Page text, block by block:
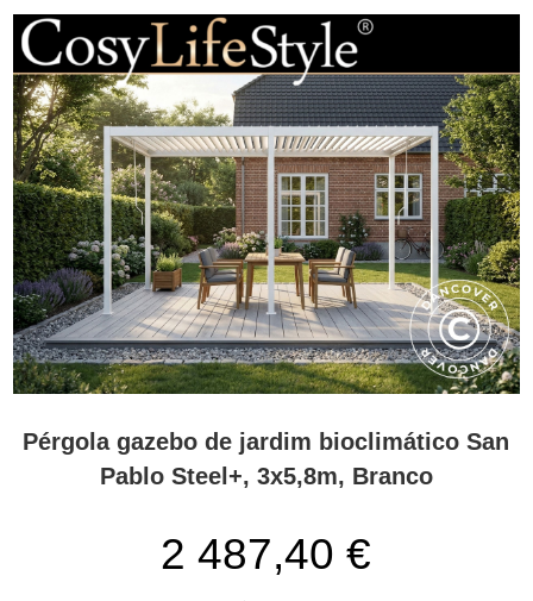
Pérgola gazebo de jardim bioclimático San
Pablo Steel+, 3x5,8m, Branco
2 487,40 €